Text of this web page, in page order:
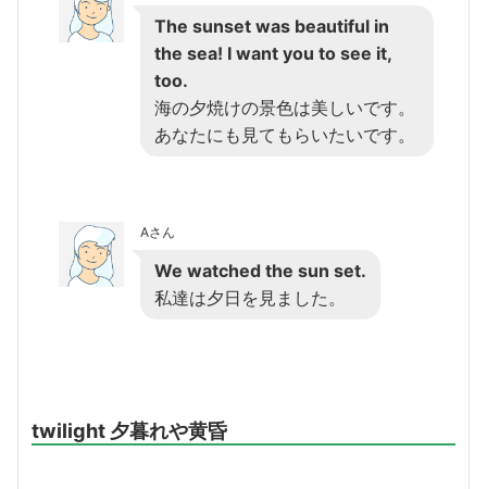
The sunset was beautiful in
the sea! I want you to see it,
too.
海の夕焼けの景色は美しいです。
あなたにも見てもらいたいです。
Aさん
We watched the sun set.
私達は夕日を見ました。
twilight 夕暮れや黄昏